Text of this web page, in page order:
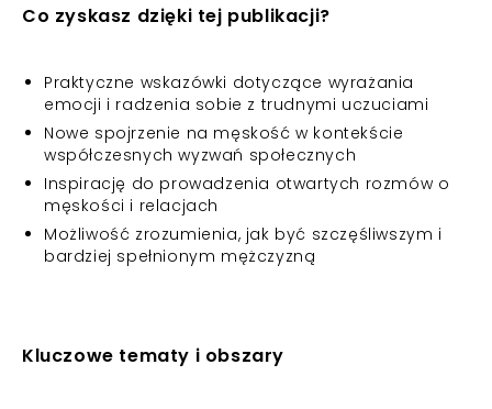
Co zyskasz dzięki tej publikacji?
Praktyczne wskazówki dotyczące wyrażania
emocji i radzenia sobie z trudnymi uczuciami
Nowe spojrzenie na męskość w kontekście
współczesnych wyzwań społecznych
Inspirację do prowadzenia otwartych rozmów o
męskości i relacjach
Możliwość zrozumienia, jak być szczęśliwszym i
bardziej spełnionym mężczyzną
Kluczowe tematy i obszary